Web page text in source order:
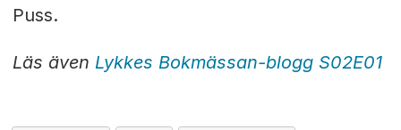
Puss.
Läs även Lykkes Bokmässan-blogg S02E01